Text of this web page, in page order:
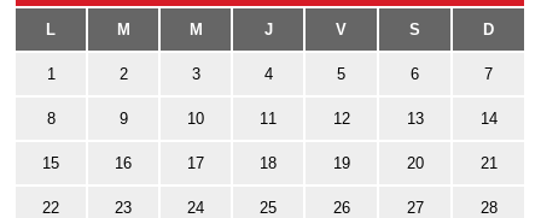
L M M J V S D
1 2 3 4 5 6 7
8 9 10 11 12 13 14
15 16 17 18 19 20 21
22 23 24 25 26 27 28